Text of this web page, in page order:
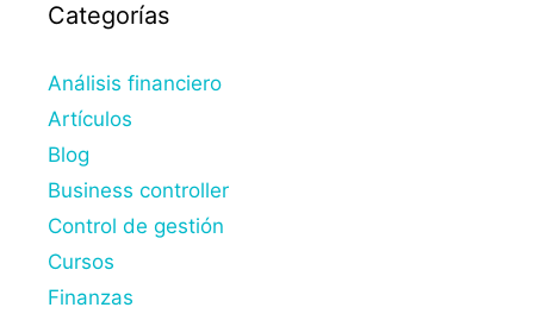
Categorías
Análisis financiero
Artículos
Blog
Business controller
Control de gestión
Cursos
Finanzas